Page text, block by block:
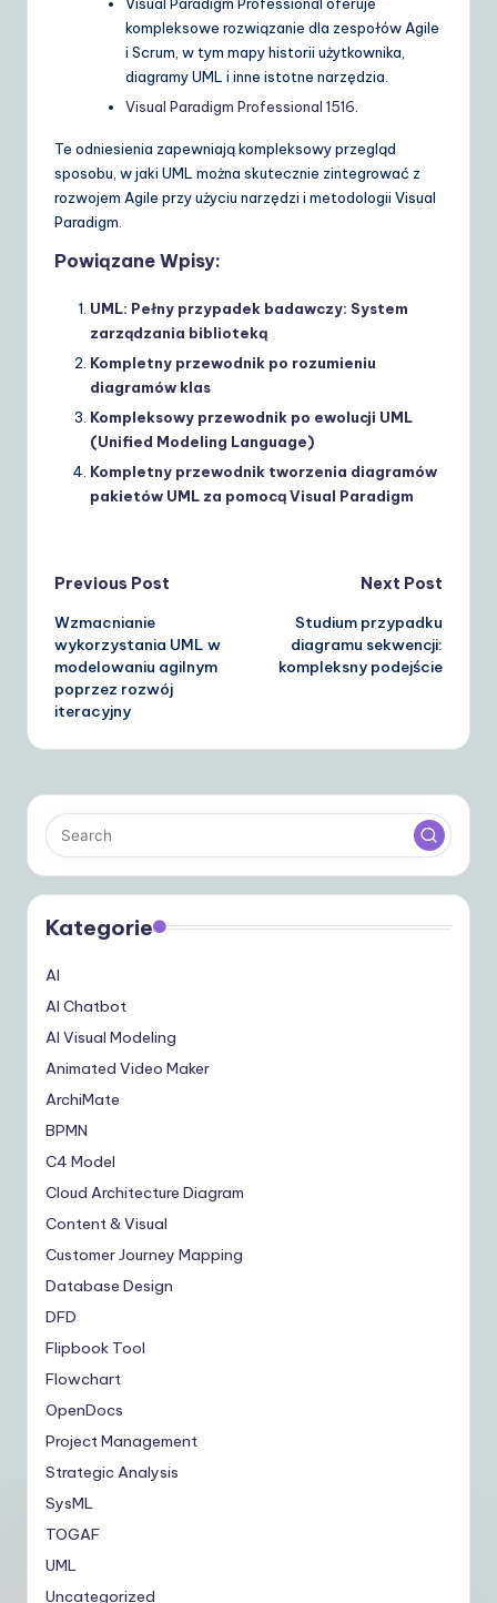
kompleksowe rozwiązanie dla zespołów Agile
i Scrum, w tym mapy historii użytkownika,
diagramy UML i inne istotne narzędzia.
Visual Paradigm Professional 1516
Te odniesienia zapewniają kompleksowy przegląd
sposobu, w jaki UML można skutecznie zintegrować z
rozwojem Agile przy użyciu narzędzi i metodologii Visual
Paradigm.
Powiązane Wpisy:
UML: Pełny przypadek badawczy: System
zarządzania biblioteką
Kompletny przewodnik po rozumieniu
diagramów klas
Kompleksowy przewodnik po ewolucji UML
(Unified Modeling Language)
Kompletny przewodnik tworzenia diagramów
pakietów UML za pomocą Visual Paradigm
Post
navigation
Previous Post
Wzmacnianie
wykorzystania UML w
modelowaniu agilnym
poprzez rozwój
iteracyjny
Next Post
Studium przypadku
diagramu sekwencji:
kompleksny podejście
Kategorie
AI
AI Chatbot
AI Visual Modeling
Animated Video Maker
ArchiMate
BPMN
C4 Model
Cloud Architecture Diagram
Content & Visual
Customer Journey Mapping
Database Design
DFD
Flipbook Tool
Flowchart
OpenDocs
Project Management
Strategic Analysis
SysML
TOGAF
UML
Uncategorized